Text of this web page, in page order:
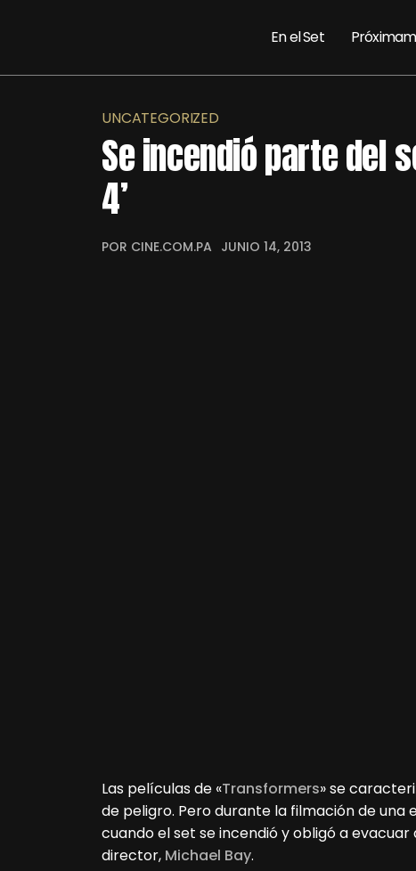
En el Set
UNCATEGORIZED
Se incendió parte del
4’
POR CINE.COM.PA JUNIO 14, 2013
Las películas de «Transformers» se
de peligro. Pero durante la filmación de una
cuando el set se incendió y obligó a
director, Michael Bay.